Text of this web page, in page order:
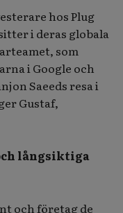
hos Plug
i deras globala
som
i Google och
Saeeds resa i
Gustaf,
långsiktiga
och företag de